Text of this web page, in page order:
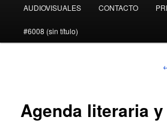
AUDIOVISUALES CONTACTO
#6008 (sin título)
Agenda literaria